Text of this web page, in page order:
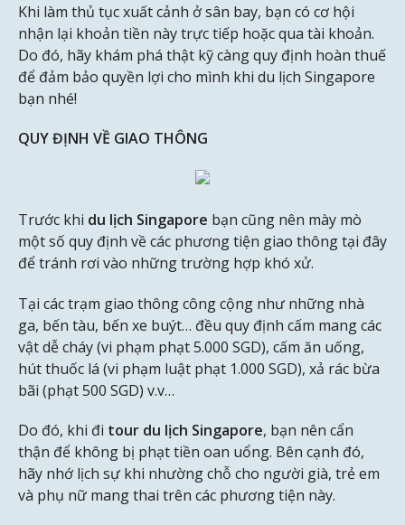
Khi làm thủ tục xuất cảnh ở sân bay, bạn có cơ hội
nhận lại khoản tiền này trực tiếp hoặc qua tài khoản.
Do đó, hãy khám phá thật kỹ càng quy định hoàn thuế
để đảm bảo quyền lợi cho mình khi du lịch Singapore
bạn nhé!
QUY ĐỊNH VỀ GIAO THÔNG
Trước khi du lịch Singapore bạn cũng nên mày mò
một số quy định về các phương tiện giao thông tại đây
để tránh rơi vào những trường hợp khó xử.
Tại các trạm giao thông công cộng như những nhà
ga, bến tàu, bến xe buýt… đều quy định cấm mang các
vật dễ cháy (vi phạm phạt 5.000 SGD), cấm ăn uống,
hút thuốc lá (vi phạm luật phạt 1.000 SGD), xả rác bừa
bãi (phạt 500 SGD) v.v…
Do đó, khi đi tour du lịch Singapore, bạn nên cẩn
thận để không bị phạt tiền oan uổng. Bên cạnh đó,
hãy nhớ lịch sự khi nhường chỗ cho người già, trẻ em
và phụ nữ mang thai trên các phương tiện này.